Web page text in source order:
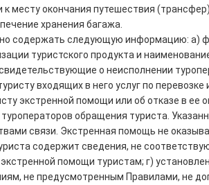
к месту окончания путешествия
хранения багажа.
содержать следующую информацию: а)
туристского продукта и
о неисполнении
входящих в него услуг по
экстренной помощи или об отказе в
обращения туриста.
связи. Экстренная помощь не
содержит сведения, не
помощи туристам; г)
не предусмотренным Правилами, не